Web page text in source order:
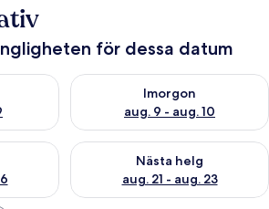
för dessa datum
för ikväll aug. 8 - aug. 9
Imorgon
aug. 9 - aug. 10
Kontrollera tillgängligheten
för den här helgen aug. 14 - aug.
Nästa helg
aug. 21 - aug. 23
Kontrollera tillgängligheten